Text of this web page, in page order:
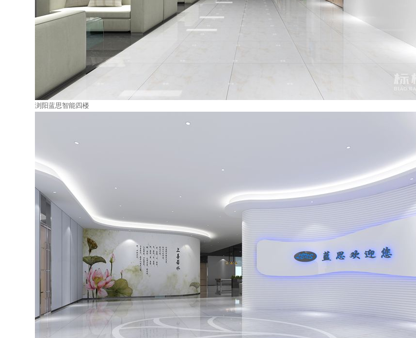
浏阳蓝思智能四楼